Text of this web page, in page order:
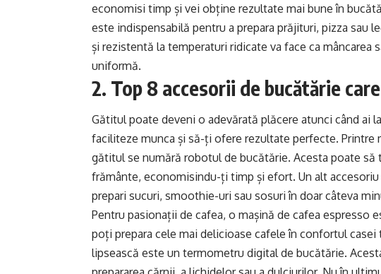
economisi timp și vei obține rezultate mai bune în
este indispensabilă pentru a prepara prăjituri, pizza sau
și rezistentă la temperaturi ridicate va face ca mâncarea
uniformă.
2. Top 8 accesorii de bucătărie
Gătitul poate deveni o adevărată plăcere atunci când ai
faciliteze munca și să-ți ofere rezultate perfecte. Printre
gătitul se numără robotul de bucătărie. Acesta poate să
frământe, economisindu-ți timp și efort. Un alt
prepari sucuri, smoothie-uri sau sosuri în doar câteva
Pentru pasionații de cafea, o mașină de cafea espresso
poți prepara cele mai delicioase cafele în confortul casei
lipsească este un termometru digital de bucătărie.